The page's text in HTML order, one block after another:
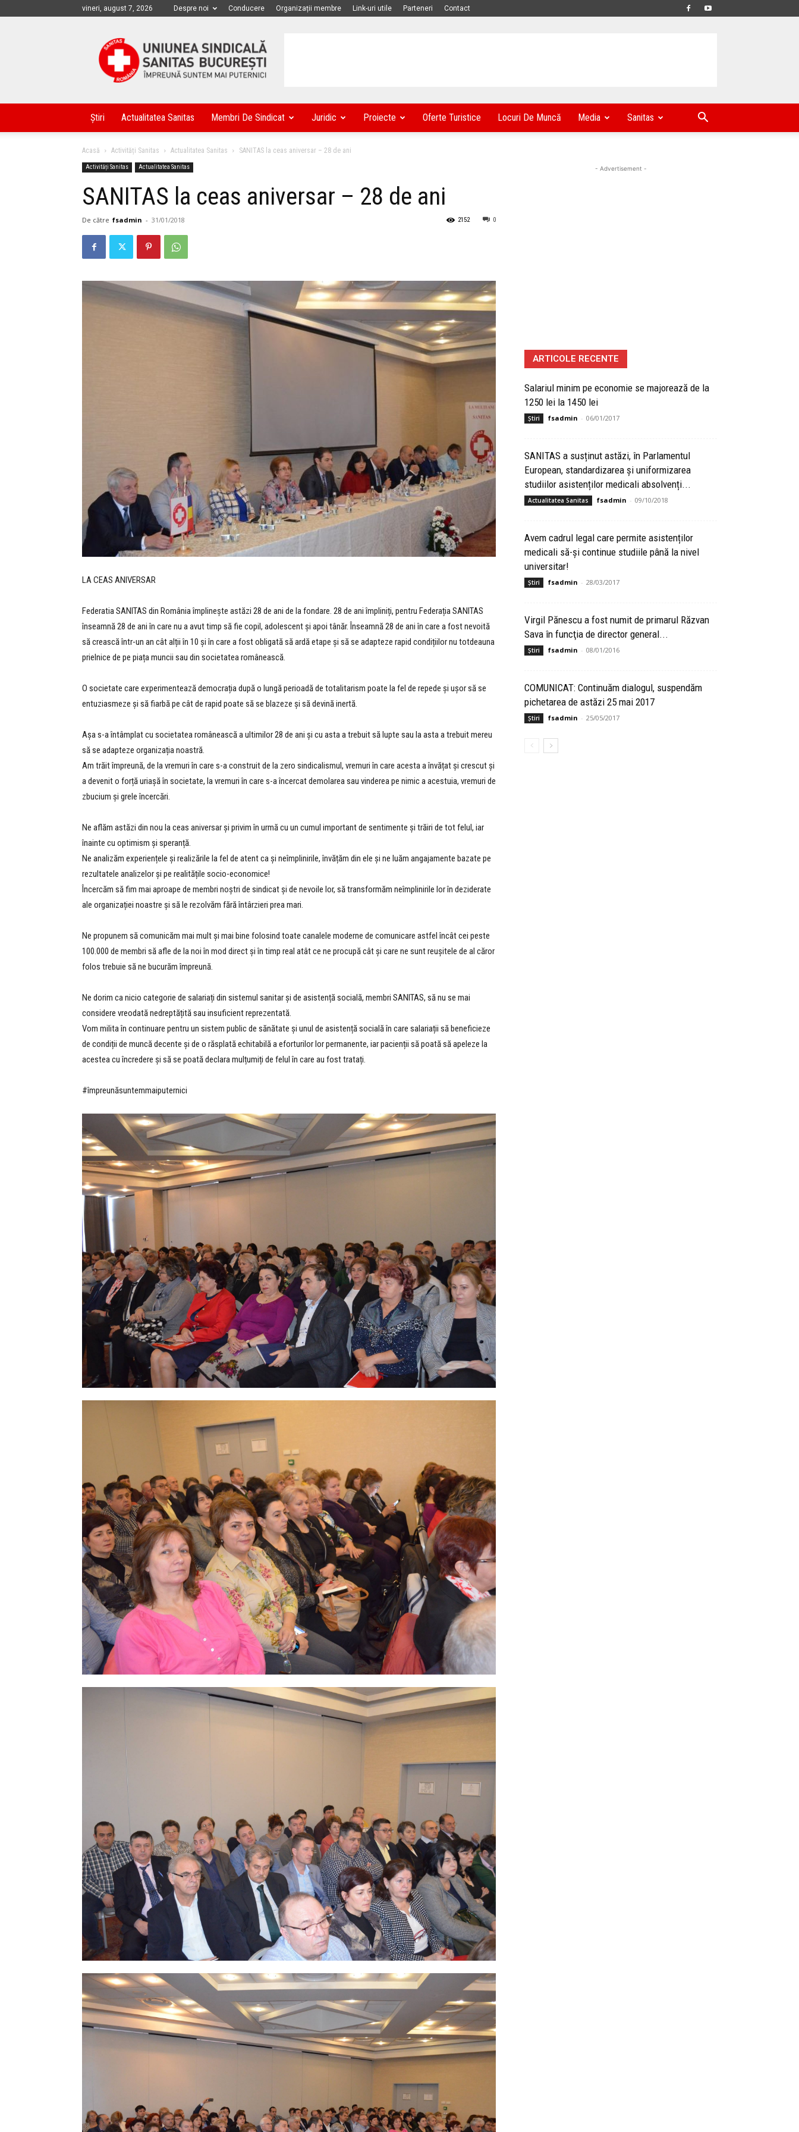
vineri, august 7, 2026 Despre noi Conducere Organizații membre Link-uri utile Parteneri Contact
Bucuresti
Știri Actualitatea Sanitas Membri De Sindicat Juridic Proiecte Oferte Turistice Locuri De Muncă Media Sanitas
Acasă Activități Sanitas Actualitatea Sanitas SANITAS la ceas aniversar – 28 de ani
Activități Sanitas Actualitatea Sanitas
SANITAS la ceas aniversar – 28 de ani
De către fsadmin - 31/01/2018 0
2152
LA CEAS ANIVERSAR
Federatia SANITAS din România împlinește astăzi 28 de ani de la fondare. 28 de ani împliniți, pentru Federația SANITAS
înseamnă 28 de ani în care nu a avut timp să fie copil, adolescent și apoi tânăr. Înseamnă 28 de ani în care a fost nevoită
să crească într-un an cât alții în 10 și în care a fost obligată să ardă etape și să se adapteze rapid condițiilor nu totdeauna
prielnice de pe piața muncii sau din societatea românească.
O societate care experimentează democrația după o lungă perioadă de totalitarism poate la fel de repede și ușor să se
entuziasmeze și să fiarbă pe cât de rapid poate să se blazeze și să devină inertă.
Așa s-a întâmplat cu societatea românească a ultimilor 28 de ani și cu asta a trebuit să lupte sau la asta a trebuit mereu
să se adapteze organizația noastră.
Am trăit împreună, de la vremuri în care s-a construit de la zero sindicalismul, vremuri în care acesta a învățat și crescut și
a devenit o forță uriașă în societate, la vremuri în care s-a încercat demolarea sau vinderea pe nimic a acestuia, vremuri de
zbucium și grele încercări.
Ne aflăm astăzi din nou la ceas aniversar și privim în urmă cu un cumul important de sentimente și trăiri de tot felul, iar
înainte cu optimism și speranță.
Ne analizăm experiențele și realizările la fel de atent ca și neîmplinirile, învățăm din ele și ne luăm angajamente bazate pe
rezultatele analizelor și pe realitățile socio-economice!
Încercăm să fim mai aproape de membri noștri de sindicat și de nevoile lor, să transformăm neîmplinirile lor în deziderate
ale organizației noastre și să le rezolvăm fără întârzieri prea mari.
Ne propunem să comunicăm mai mult și mai bine folosind toate canalele moderne de comunicare astfel încât cei peste
100.000 de membri să afle de la noi în mod direct și în timp real atât ce ne procupă cât și care ne sunt reușitele de al căror
folos trebuie să ne bucurăm împreună.
Ne dorim ca nicio categorie de salariați din sistemul sanitar și de asistență socială, membri SANITAS, să nu se mai
considere vreodată nedreptățită sau insuficient reprezentată.
Vom milita în continuare pentru un sistem public de sănătate și unul de asistență socială în care salariații să beneficieze
de condiții de muncă decente și de o răsplată echitabilă a eforturilor lor permanente, iar pacienții să poată să apeleze la
acestea cu încredere și să se poată declara mulțumiți de felul în care au fost tratați.
#împreunăsuntemmaiputernici
- Advertisement -
ARTICOLE RECENTE
Salariul minim pe economie se majorează de la
1250 lei la 1450 lei
Știri fsadmin - 06/01/2017
SANITAS a susținut astăzi, în Parlamentul
European, standardizarea și uniformizarea
studiilor asistenților medicali absolvenți...
Actualitatea Sanitas fsadmin - 09/10/2018
Avem cadrul legal care permite asistenților
medicali să-și continue studiile până la nivel
universitar!
Știri fsadmin - 28/03/2017
Virgil Pănescu a fost numit de primarul Răzvan
Sava în funcţia de director general...
Știri fsadmin - 08/01/2016
COMUNICAT: Continuăm dialogul, suspendăm
pichetarea de astăzi 25 mai 2017
Știri fsadmin - 25/05/2017